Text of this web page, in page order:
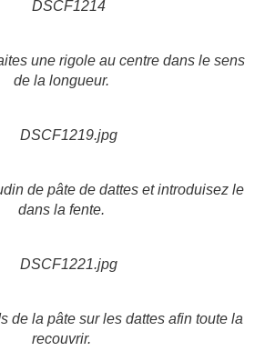
une rigole au centre dans le sens
de la longueur.
de pâte de dattes et introduisez le
dans la fente.
de la pâte sur les dattes afin toute la
recouvrir.